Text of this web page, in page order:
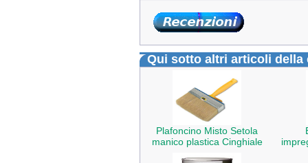
Qui sotto altri articoli della
Plafoncino Misto Setola
manico plastica Cinghiale